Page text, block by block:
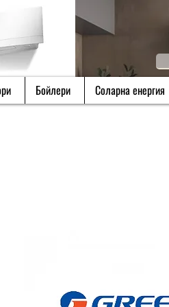
Бойлери Соларна енергия